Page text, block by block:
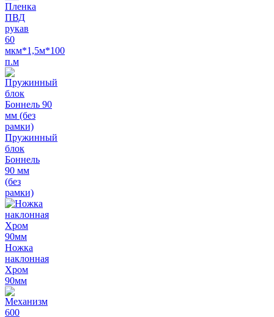
Пленка
ПВД
рукав
60
мкм*1,5м*100
п.м
Пружинный
блок
Боннель
90 мм
(без
рамки)
Ножка
наклонная
Хром
90мм